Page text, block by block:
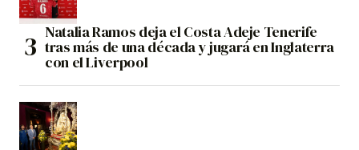
Natalia Ramos deja el Costa Adeje Tenerife
tras más de una década y jugará en Inglaterra
con el Liverpool